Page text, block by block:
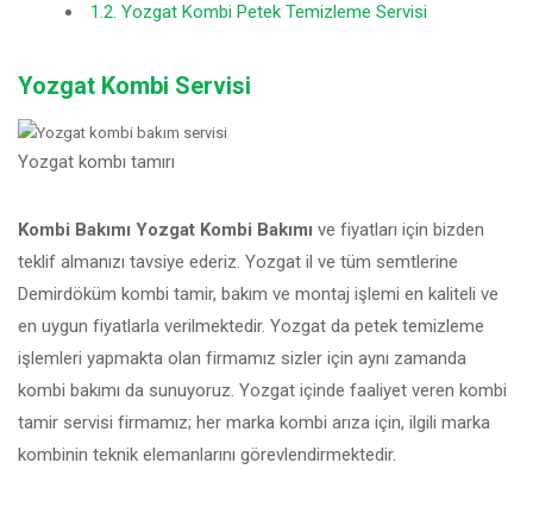
1.2. Yozgat Kombi Petek Temizleme Servisi
Yozgat Kombi Servisi
Yozgat kombı tamırı
Kombi Bakımı Yozgat Kombi Bakımı ve fiyatları için bizden
teklif almanızı tavsiye ederiz. Yozgat il ve tüm semtlerine
Demirdöküm kombi tamir, bakım ve montaj işlemi en kaliteli ve
en uygun fiyatlarla verilmektedir. Yozgat da petek temizleme
işlemleri yapmakta olan firmamız sizler için aynı zamanda
kombi bakımı da sunuyoruz. Yozgat içinde faaliyet veren kombi
tamir servisi firmamız; her marka kombi arıza için, ilgili marka
kombinin teknik elemanlarını görevlendirmektedir.